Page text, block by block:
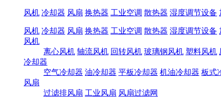
风机 冷却器 风扇 换热器 工业空调 散热器 湿度调节设备
风机 冷却器 风扇 换热器 工业空调 散热器 湿度调节设备
风机
离心风机 轴流风机 回转风机 玻璃钢风机 塑料风机
冷却器
空气冷却器 油冷却器 平板冷却器 机油冷却器 板式
风扇
过滤排风扇 工业风扇 风扇过滤网